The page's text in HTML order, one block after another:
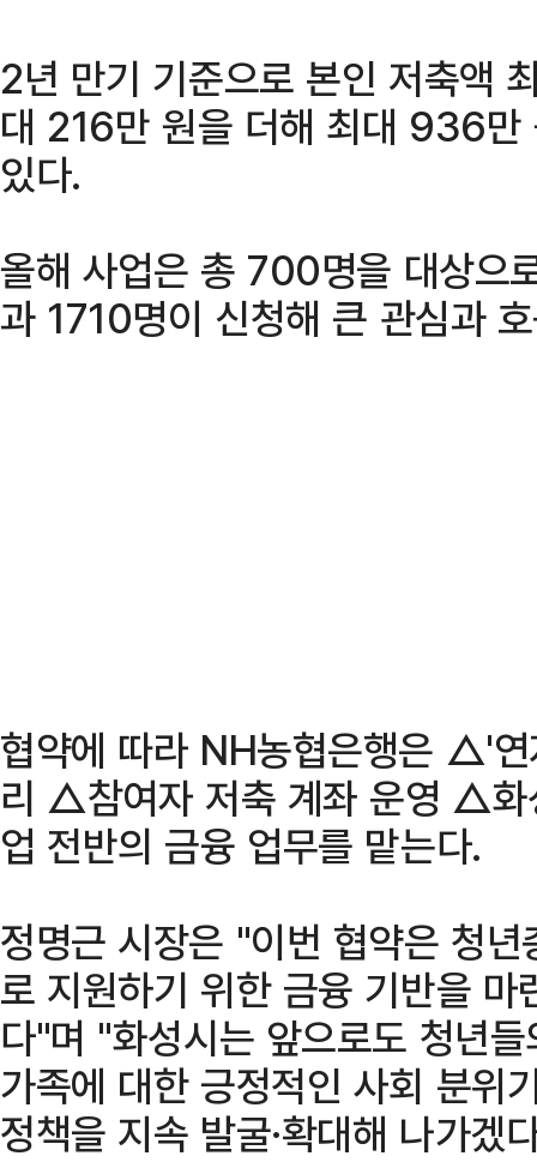
2년 만기 기준으로 본인 저축액
대 216만 원을 더해 최대 936만
있다.
올해 사업은 총 700명을 대상으
과 1710명이 신청해 큰 관심과
협약에 따라 NH농협은행은 △'
리 △참여자 저축 계좌 운영 △화
업 전반의 금융 업무를 맡는다.
정명근 시장은 "이번 협약은 청
로 지원하기 위한 금융 기반을
다"며 "화성시는 앞으로도 청년
가족에 대한 긍정적인 사회 분위
정책을 지속 발굴·확대해 나가겠